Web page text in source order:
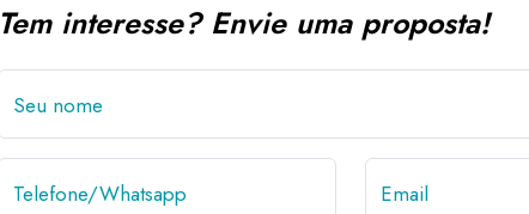
Tem interesse? Envie uma proposta!
Seu nome
Telefone/Whatsapp Email